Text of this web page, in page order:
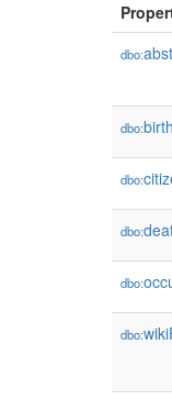
dbo:
dbo:
dbo:
dbo:
dbo:
dbo: